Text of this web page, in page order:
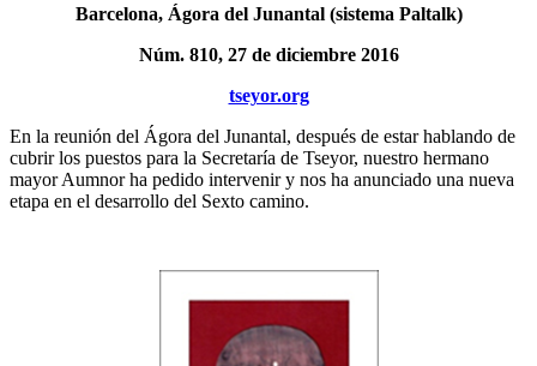
Barcelona, Ágora del Junantal (sistema Paltalk)
Núm. 810, 27 de diciembre 2016
tseyor.org
En la reunión del Ágora del Junantal, después de estar hablando de
cubrir los puestos para la Secretaría de Tseyor, nuestro hermano
mayor Aumnor ha pedido intervenir y nos ha anunciado una nueva
etapa en el desarrollo del Sexto camino.